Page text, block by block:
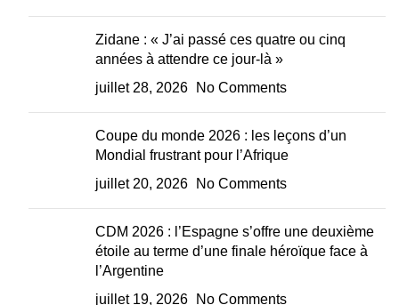
Zidane : « J’ai passé ces quatre ou cinq
années à attendre ce jour-là »
juillet 28, 2026
No Comments
Coupe du monde 2026 : les leçons d’un
Mondial frustrant pour l’Afrique
juillet 20, 2026
No Comments
CDM 2026 : l’Espagne s’offre une deuxième
étoile au terme d’une finale héroïque face à
l’Argentine
juillet 19, 2026
No Comments